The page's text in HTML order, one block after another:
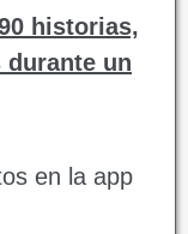
historias,
un
en la app